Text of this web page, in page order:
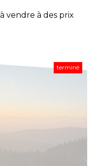
vendre à des prix
terminé